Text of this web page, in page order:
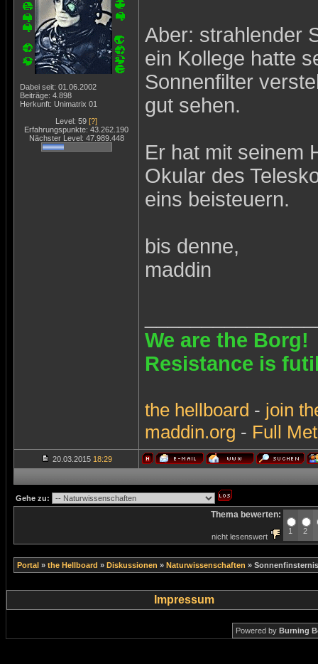
Dabei seit: 01.06.2002
Beiträge: 4.898
Herkunft: Unimatrix 01
Level: 59 [?]
Erfahrungspunkte: 43.262.190
Nächster Level: 47.989.448
Aber: strahlender
ein Kollege hatte
Sonnenfilter
gut sehen.
Er hat mit seinem
Okular des
eins beisteuern.
bis denne,
maddin
We are the Borg!
Resistance is
the hellboard - join
maddin.org - Full
20.03.2015 18:29
Gehe zu:
Thema bewerten:
nicht lesenswert
1 2
Portal » the Hellboard » Diskussionen » Naturwissenschaften » Sonnenfinsternis
Impressum
Powered by Burning